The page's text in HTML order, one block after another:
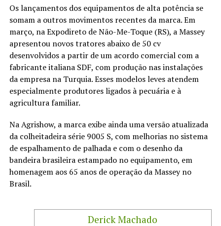
Os lançamentos dos equipamentos de alta potência se
somam a outros movimentos recentes da marca. Em
março, na Expodireto de Não-Me-Toque (RS), a Massey
apresentou novos tratores abaixo de 50 cv
desenvolvidos a partir de um acordo comercial com a
fabricante italiana SDF, com produção nas instalações
da empresa na Turquia. Esses modelos leves atendem
especialmente produtores ligados à pecuária e à
agricultura familiar.
Na Agrishow, a marca exibe ainda uma versão atualizada
da colheitadeira série 9005 S, com melhorias no sistema
de espalhamento de palhada e com o desenho da
bandeira brasileira estampado no equipamento, em
homenagem aos 65 anos de operação da Massey no
Brasil.
Derick Machado